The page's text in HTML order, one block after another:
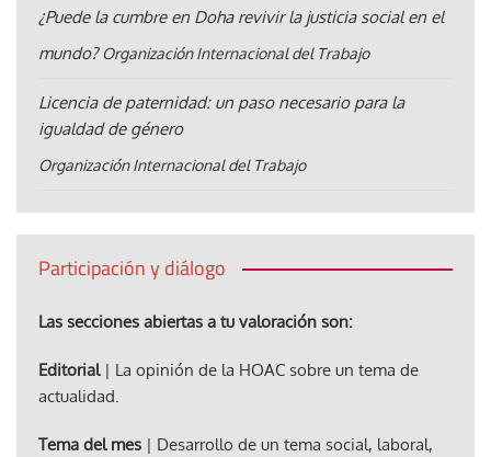
¿Puede la cumbre en Doha revivir la justicia social en el
mundo? Organización Internacional del Trabajo
Licencia de paternidad: un paso necesario para la
igualdad de género
Organización Internacional del Trabajo
Participación y diálogo
Las secciones abiertas a tu valoración son:
Editorial| La opinión de la HOAC sobre un tema de
actualidad.
Tema del mes | Desarrollo de un tema social, laboral,